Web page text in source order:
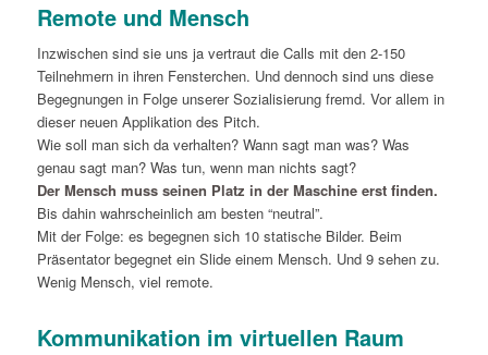
Remote und Mensch
Inzwischen sind sie uns ja vertraut die Calls mit den 2-150
Teilnehmern in ihren Fensterchen. Und dennoch sind uns diese
Begegnungen in Folge unserer Sozialisierung fremd. Vor allem in
dieser neuen Applikation des Pitch.
Wie soll man sich da verhalten? Wann sagt man was? Was
genau sagt man? Was tun, wenn man nichts sagt?
Der Mensch muss seinen Platz in der Maschine erst finden.
Bis dahin wahrscheinlich am besten “neutral”.
Mit der Folge: es begegnen sich 10 statische Bilder. Beim
Präsentator begegnet ein Slide einem Mensch. Und 9 sehen zu.
Wenig Mensch, viel remote.
Kommunikation im virtuellen Raum